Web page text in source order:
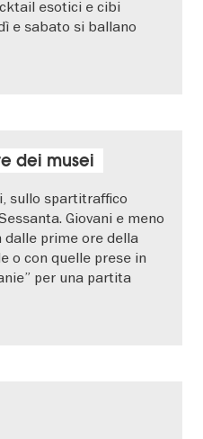
esotici e cibi
e sabato si ballano
dei musei
sullo spartitraffico
Giovani e meno
dalle prime ore della
o con quelle prese in
per una partita